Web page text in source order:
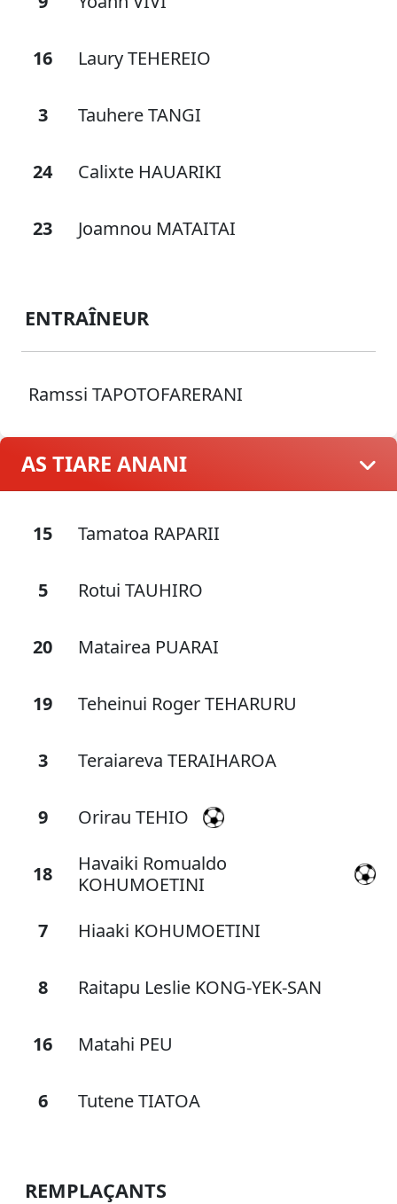
16 Laury TEHEREIO
3 Tauhere TANGI
24 Calixte HAUARIKI
23 Joamnou MATAITAI
ENTRAÎNEUR
Ramssi TAPOTOFARERANI
AS TIARE ANANI
15 Tamatoa RAPARII
5 Rotui TAUHIRO
20 Matairea PUARAI
19 Teheinui Roger TEHARURU
3 Teraiareva TERAIHAROA
9 Orirau TEHIO
18
Havaiki Romualdo
KOHUMOETINI
7
Hiaaki KOHUMOETINI
8 Raitapu Leslie KONG-YEK-SAN
16 Matahi PEU
6 Tutene TIATOA
REMPLAÇANTS